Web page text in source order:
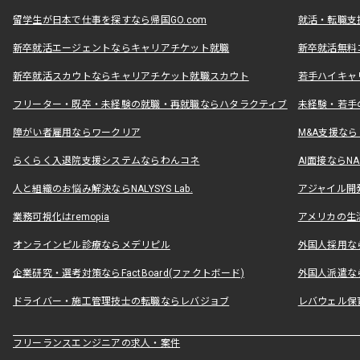
留学生が日本で仕事を探すなら帰国GO.com 就活・転職
新卒就活エージェントならキャリアチケット就職 新卒就活無料
新卒就活スカウトならキャリアチケット就職スカウト 若手ハイキ
フリーター・既卒・未経験の就職・再就職ならハタラクティブ 未経験・若手
障がい者雇用ならワークリア M&A支援な
らくらく入退院支援システムならわんコネ AI面接なら
人と組織のお悩み解決ならNALYSYS Lab. アジャイル
業務可視化はremopia アメリカの
オンラインピル診療ならメデリピル 外国人採用
企業研究・選考対策ならFactBoard(ファクトボード) 外国人派遣な
ドライバー・施工管理技士の転職ならレバジョブ レバウェル
フリーランスエンジニアの求人・案件